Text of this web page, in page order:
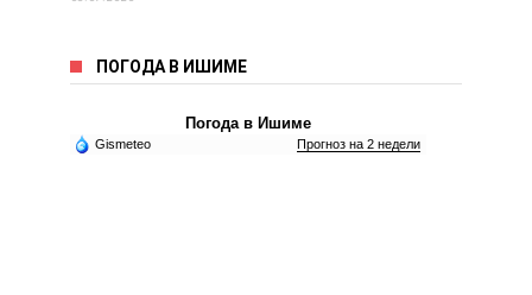
ПОГОДА В ИШИМЕ
Погода в Ишиме
Gismeteo Прогноз на 2 недели